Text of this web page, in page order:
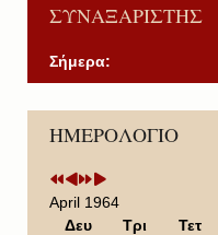
ΣΥΝΑΞΑΡΙΣΤΗΣ
Σήμερα:
ΗΜΕΡΟΛΟΓΙΟ
P
r
v
i
P
r
v
i
o
N
e
t
Y
e
N
e
t
M
April 1964
Δευ
Τρι Τετ